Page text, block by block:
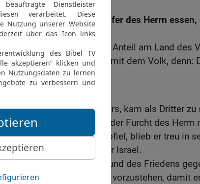
Überfluss –
21 denn sie werden die Opfer des Herrn
seinen Nachkommen gab.
Doch Aaron wird keinen Anteil am Land des
noch ein Erbe gemeinsam mit dem Volk, denn:
ist dein Teil und Erbe.
23 Pinhas, der Sohn Eleasars, kam als Dritter zu
Herrlichkeit, weil er ihm in der Furcht des Herrn
hatte. Denn als das Volk abfiel, blieb er treu in
Gott und schaffte Sühne für Israel.
Darum wurde ihm ein Bund des Friedens
Heiligtum und Gottes Volk vorzustehen, damit